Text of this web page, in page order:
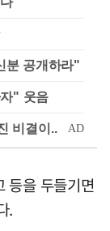
분 공개하라"
" 웃음
등을 두들기면
.